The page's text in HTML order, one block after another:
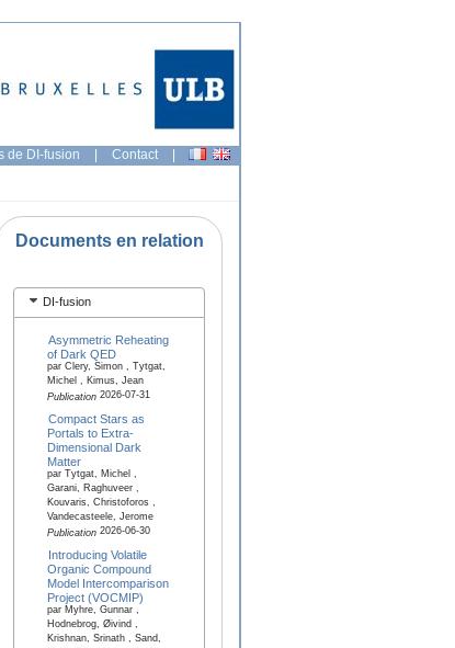
de DI-fusion | Contact |
Documents en relation
DI-fusion
Asymmetric Reheating
of Dark QED
par Clery, Simon , Tytgat,
Michel , Kimus, Jean
Publication2026-07-31
Compact Stars as
Portals to Extra-
Dimensional Dark
Matter
par Tytgat, Michel ,
Garani, Raghuveer ,
Kouvaris, Christoforos ,
Vandecasteele, Jerome
Publication2026-06-30
Introducing Volatile
Organic Compound
Model Intercomparison
Project (VOCMIP)
par Myhre, Gunnar ,
Hodnebrog, Øivind ,
Krishnan, Srinath , Sand,